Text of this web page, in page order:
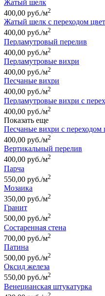
Жатый шелк
400,00 руб./м2
Жатый шелк с переходом
400,00 руб./м2
Перламутровый перелив
400,00 руб./м2
Перламутровые вихри
400,00 руб./м2
Песчаные вихри
400,00 руб./м2
Перламутровые вихри с
400,00 руб./м2
Показать еще
Песчаные вихри с переходом
400,00 руб./м2
Вертикальный перелив
400,00 руб./м2
Парча
550,00 руб./м2
Мозаика
350,00 руб./м2
Гранит
500,00 руб./м2
Состаренная стена
700,00 руб./м2
Патина
500,00 руб./м2
Оксид железа
550,00 руб./м2
Венецианская штукатурка